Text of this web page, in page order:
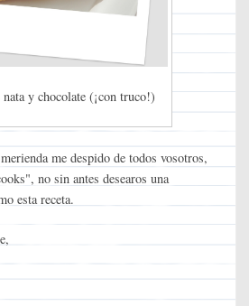
y chocolate (¡con truco!)
me despido de todos vosotros,
no sin antes desearos una
esta receta.